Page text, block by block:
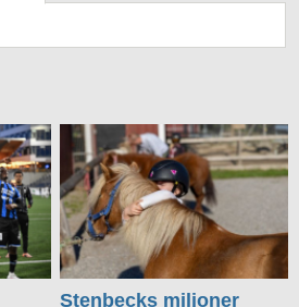
Stenbecks miljoner